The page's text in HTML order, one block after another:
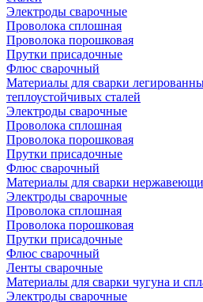
Электроды сварочные
Проволока сплошная
Проволока порошковая
Прутки присадочные
Флюс сварочный
Материалы для сварки
теплоустойчивых сталей
Электроды сварочные
Проволока сплошная
Проволока порошковая
Прутки присадочные
Флюс сварочный
Материалы для сварки
Электроды сварочные
Проволока сплошная
Проволока порошковая
Прутки присадочные
Флюс сварочный
Ленты сварочные
Материалы для сварки чугуна и
Электроды сварочные